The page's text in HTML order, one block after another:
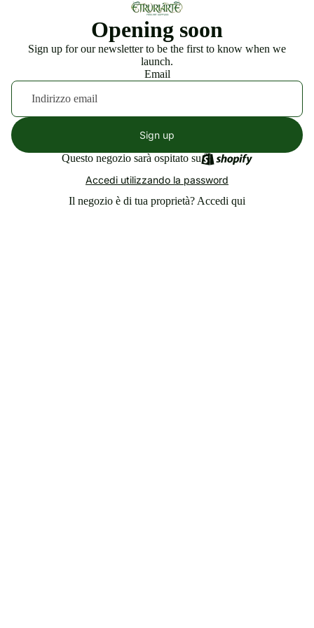
Opening soon
Sign up for our newsletter to be the first to know when we
launch.
Email
Sign up
Questo negozio sarà ospitato su
Accedi utilizzando la password
Il negozio è di tua proprietà? Accedi qui